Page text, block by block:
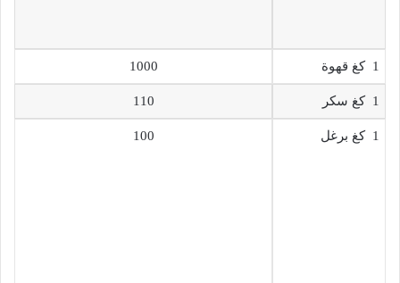
1 كغ قهوة 1000
1 كغ سكر 110
1 كغ برغل 100